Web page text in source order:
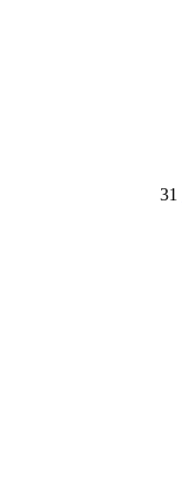
31